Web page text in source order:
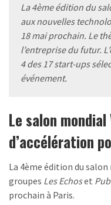
La 4ème édition du
aux nouvelles
18 mai prochain. Le
l’entreprise du futur.
4 des 17 start-ups
événement.
Le salon
d’accélération
La 4ème édition du
groupes Les Echoset
prochain à Paris.